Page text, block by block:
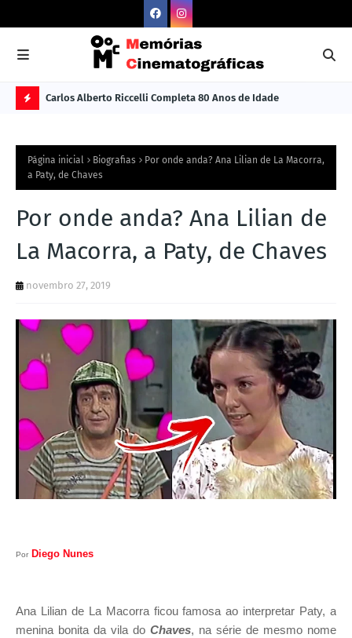
L
M
A
O
C
Carlos Alberto Riccelli Completa 80 Anos de Idade
Página inicial Biografias
Por onde anda? Ana Lilian de La Macorra,
a Paty, de Chaves
Por onde anda? Ana Lilian de
La Macorra, a Paty, de Chaves
novembro 27, 2019
Por Diego Nunes
Ana Lilian de La Macorra ficou famosa ao interpretar Paty, a
menina bonita da vila do Chaves, na série de mesmo nome